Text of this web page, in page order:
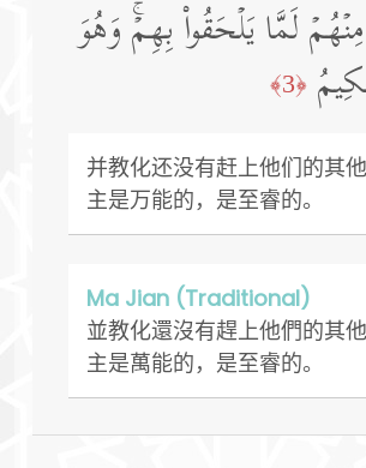
لَمَّا یَلۡحَقُوا۟ بِهِمۡۚ وَهُوَ
﴿3﴾
并教化还没有赶上他们的其
主是万能的，是至睿的。
Ma Jian (Traditional)
並教化還沒有趕上他們的其
主是萬能的，是至睿的。